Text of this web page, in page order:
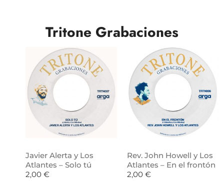
Tritone Grabaciones
Javier Alerta y Los
Atlantes – Solo tú
2,00 €
Rev. John Howell y Los
Atlantes – En el frontón
2,00 €